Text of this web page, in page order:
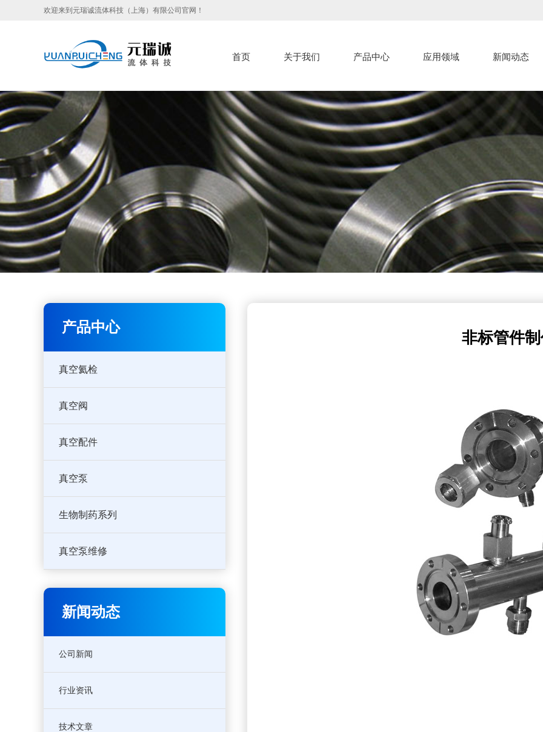
欢迎来到元瑞诚流体科技（上海）有限公司官网！
首页 关于我们 产品中心 应用领域 新闻动态
产品中心
真空氦检
真空阀
真空配件
真空泵
生物制药系列
真空泵维修
新闻动态
公司新闻
行业资讯
技术文章
非标管件